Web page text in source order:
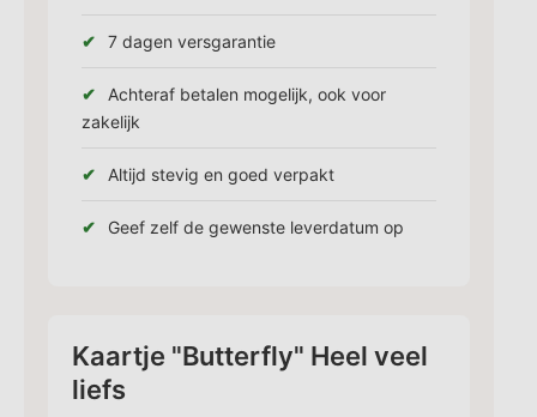
7 dagen versgarantie
Achteraf betalen mogelijk, ook voor
zakelijk
Altijd stevig en goed verpakt
Geef zelf de gewenste leverdatum op
Kaartje "Butterfly" Heel veel
liefs